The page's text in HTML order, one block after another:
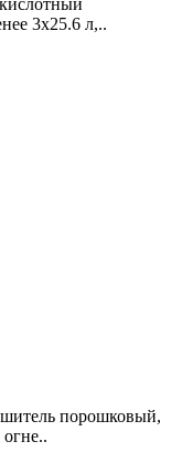
3х25.6 л,..
порошковый,